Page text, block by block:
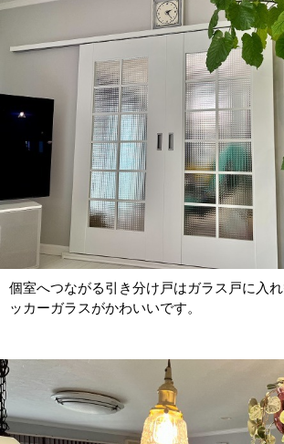
個室へつながる引き分け戸はガラス戸に入
ッカーガラスがかわいいです。